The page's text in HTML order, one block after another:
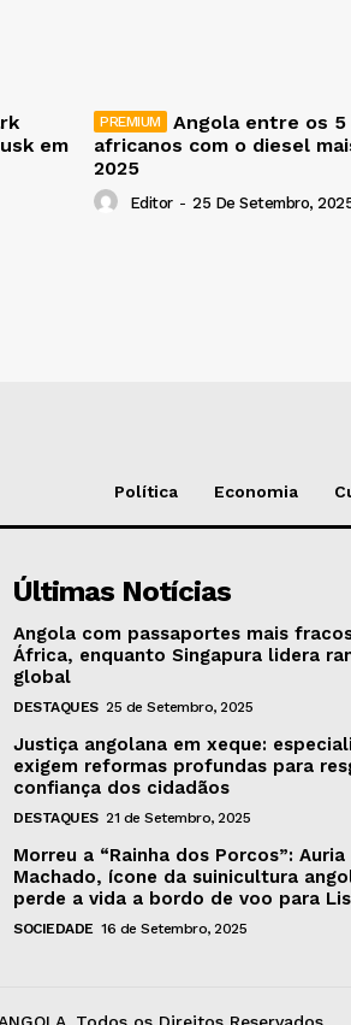
em
Angola entre os 5
africanos com o diesel
2025
Editor - 25 De Setembro,
Política Economia
Últimas Notícias
Angola com passaportes mais
África, enquanto Singapura lidera
global
DESTAQUES 25 de Setembro, 2025
Justiça angolana em xeque:
exigem reformas profundas para
confiança dos cidadãos
DESTAQUES 21 de Setembro, 2025
Morreu a “Rainha dos Porcos”: Auria
Machado, ícone da suinicultura
perde a vida a bordo de voo para
SOCIEDADE 16 de Setembro, 2025
Todos os Direitos Reservados